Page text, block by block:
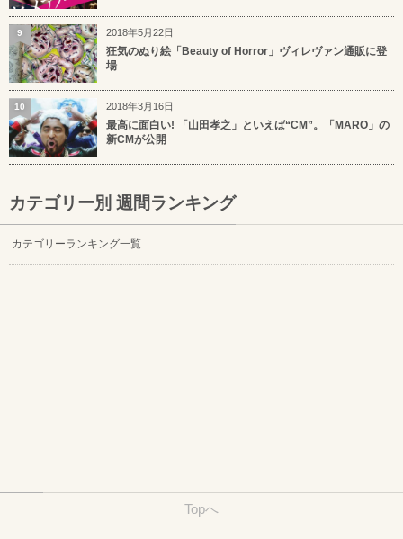
2018年5月22日
狂気のぬり絵「Beauty of Horror」ヴィレヴァン通販に登
場
9
2018年3月16日
最高に面白い! 「山田孝之」といえば“CM”。「MARO」の
新CMが公開
10
カテゴリー別 週間ランキング
カテゴリーランキング一覧
Topへ